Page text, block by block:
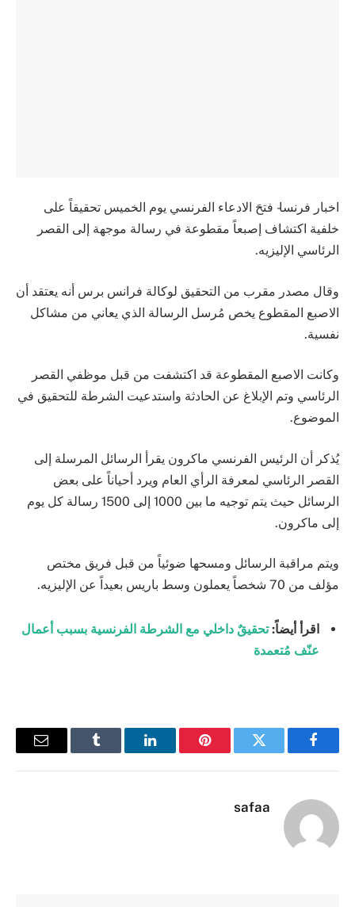
اخبار فرنسا- فتحَ الادعاء الفرنسي يوم الخميس تحقيقاً على
خلفية اكتشاف إصبعاً مقطوعة في رسالة موجهة إلى القصر
الرئاسي الإليزيه.
وقال مصدر مقرب من التحقيق لوكالة فرانس برس أنه يعتقد أن
الاصبع المقطوع يخص مُرسل الرسالة الذي يعاني من مشاكل
نفسية.
وكانت الاصبع المقطوعة قد اكتشفت من قبل موظفي القصر
الرئاسي وتم الإبلاغ عن الحادثة واستدعيت الشرطة للتحقيق في
الموضوع.
يُذكر أن الرئيس الفرنسي ماكرون يقرأ الرسائل المرسلة إلى
القصر الرئاسي لمعرفة الرأي العام ويرد أحياناً على بعض
الرسائل حيث يتم توجيه ما بين 1000 إلى 1500 رسالة كل يوم
إلى ماكرون.
ويتم مراقبة الرسائل ومسحها ضوئياً من قبل فريق مختص
مؤلف من 70 شخصاً يعملون وسط باريس بعيداً عن الإليزيه.
اقرأ أيضاً:تحقيقٌ داخلي مع الشرطة الفرنسية بسبب أعمال
عنّف مُتعمدة
فيسبوك تويتر بينتيريستلينكدإن Tumblr
البريد
safaa